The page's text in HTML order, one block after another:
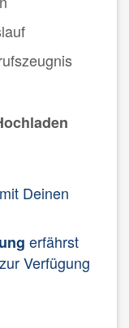
Deinen
erfährst
Verfügung